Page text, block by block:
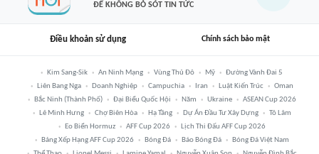
ĐỂ KHÔNG BỎ SÓT TIN TỨC
Điều khoản sử dụng Chính sách bảo mật
Kim Sang-Sik An Ninh Mạng Vùng Thủ Đô Mỹ
Đường Vành Đai 5
Liên Bang Nga
Doanh Nghiệp Campuchia Iran Luật Kiến Trúc
Oman
Bắc Ninh (thành Phố)
Đại Biểu Quốc Hội Năm Ukraine
ASEAN Cup 2026
Lê Minh Hưng
Chợ Biên Hòa Hạ Tầng Dự Án Đầu Tư Xây Dựng
Tô Lâm
Eo Biển Hormuz
AFF Cup 2026
Lịch Thi Đấu AFF Cup 2026
Bảng Xếp Hạng AFF Cup 2026
Bóng Đá Báo Bóng Đá
Bóng Đá Việt Nam